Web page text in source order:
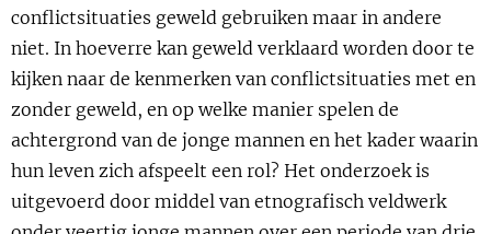
conflictsituaties geweld gebruiken maar in andere
niet. In hoeverre kan geweld verklaard worden door te
kijken naar de kenmerken van conflictsituaties met en
zonder geweld, en op welke manier spelen de
achtergrond van de jonge mannen en het kader waarin
hun leven zich afspeelt een rol? Het onderzoek is
uitgevoerd door middel van etnografisch veldwerk